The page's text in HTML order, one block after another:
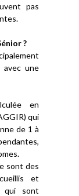
pas
?
avec une
en
qui
de 1 à
sont des
et
qui sont